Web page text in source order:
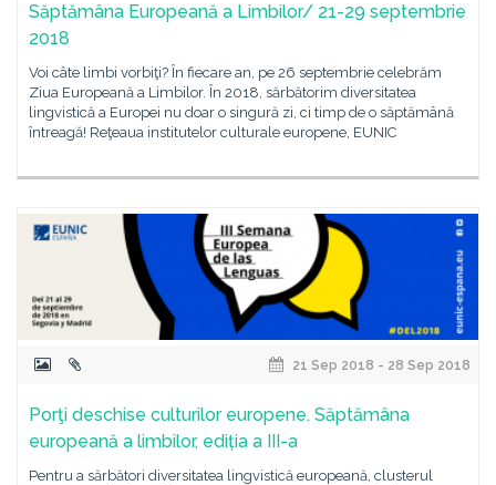
Săptămâna Europeană a Limbilor/ 21-29 septembrie
2018
Voi câte limbi vorbiţi? În fiecare an, pe 26 septembrie celebrăm
Ziua Europeană a Limbilor. În 2018, sărbătorim diversitatea
lingvistică a Europei nu doar o singură zi, ci timp de o săptămână
întreagă! Reţeaua institutelor culturale europene, EUNIC
21 Sep 2018 - 28 Sep 2018
Porţi deschise culturilor europene. Săptămâna
europeană a limbilor, ediția a III-a
Pentru a sărbători diversitatea lingvistică europeană, clusterul